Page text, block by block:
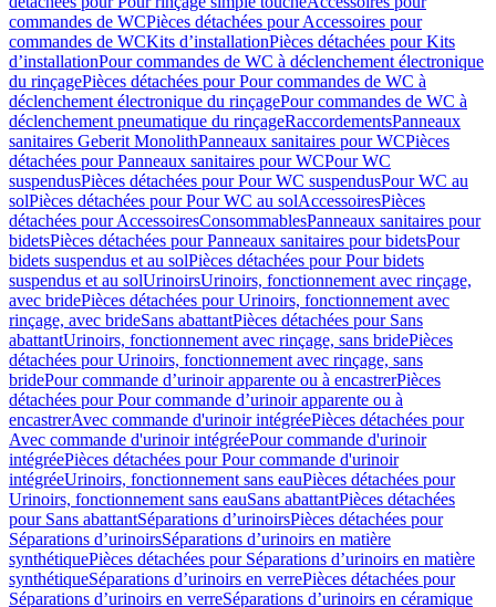
commandes de WCPièces détachées pour Accessoires pour
commandes de WCKits d’installationPièces détachées pour Kits
d’installationPour commandes de WC à déclenchement électronique
du rinçagePièces détachées pour Pour commandes de WC à
déclenchement électronique du rinçagePour commandes de WC à
déclenchement pneumatique du rinçageRaccordementsPanneaux
sanitaires Geberit MonolithPanneaux sanitaires pour WCPièces
détachées pour Panneaux sanitaires pour WCPour WC
suspendusPièces détachées pour Pour WC suspendusPour WC au
solPièces détachées pour Pour WC au solAccessoiresPièces
détachées pour AccessoiresConsommablesPanneaux sanitaires pour
bidetsPièces détachées pour Panneaux sanitaires pour bidetsPour
bidets suspendus et au solPièces détachées pour Pour bidets
suspendus et au solUrinoirsUrinoirs, fonctionnement avec rinçage,
avec bridePièces détachées pour Urinoirs, fonctionnement avec
rinçage, avec brideSans abattantPièces détachées pour Sans
abattantUrinoirs, fonctionnement avec rinçage, sans bridePièces
détachées pour Urinoirs, fonctionnement avec rinçage, sans
bridePour commande d’urinoir apparente ou à encastrerPièces
détachées pour Pour commande d’urinoir apparente ou à
encastrerAvec commande d'urinoir intégréePièces détachées pour
Avec commande d'urinoir intégréePour commande d'urinoir
intégréePièces détachées pour Pour commande d'urinoir
intégréeUrinoirs, fonctionnement sans eauPièces détachées pour
Urinoirs, fonctionnement sans eauSans abattantPièces détachées
pour Sans abattantSéparations d’urinoirsPièces détachées pour
Séparations d’urinoirsSéparations d’urinoirs en matière
synthétiquePièces détachées pour Séparations d’urinoirs en matière
synthétiqueSéparations d’urinoirs en verrePièces détachées pour
Séparations d’urinoirs en verreSéparations d’urinoirs en céramique